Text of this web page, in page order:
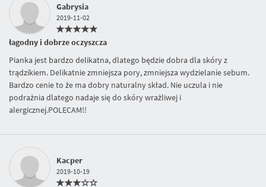
Gabrysia
2019-11-02
łagodny i dobrze oczyszcza
Pianka jest bardzo delikatna, dlatego będzie dobra dla skóry z
trądzikiem. Delikatnie zmniejsza pory, zmniejsza wydzielanie sebum.
Bardzo cenie to że ma dobry naturalny skład. Nie uczula i nie
podrażnia dlatego nadaje się do skóry wrażliwej i
alergicznej.POLECAM!!
Kacper
2019-10-19